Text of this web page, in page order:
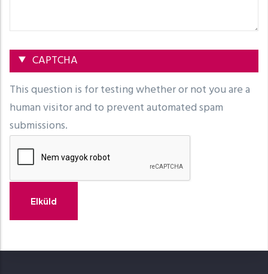
Elrejtés
CAPTCHA
This question is for testing whether or not you are a
human visitor and to prevent automated spam
submissions.